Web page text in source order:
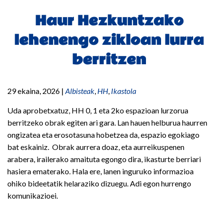
Haur Hezkuntzako
lehenengo zikloan lurra
berritzen
29 ekaina, 2026 | Albisteak, HH, Ikastola
Uda aprobetxatuz, HH 0, 1 eta 2ko espazioan lurzorua
berritzeko obrak egiten ari gara. Lan hauen helburua haurren
ongizatea eta erosotasuna hobetzea da, espazio egokiago
bat eskainiz. Obrak aurrera doaz, eta aurreikuspenen
arabera, irailerako amaituta egongo dira, ikasturte berriari
hasiera ematerako. Hala ere, lanen inguruko informazioa
ohiko bideetatik helaraziko dizuegu. Adi egon hurrengo
komunikazioei.